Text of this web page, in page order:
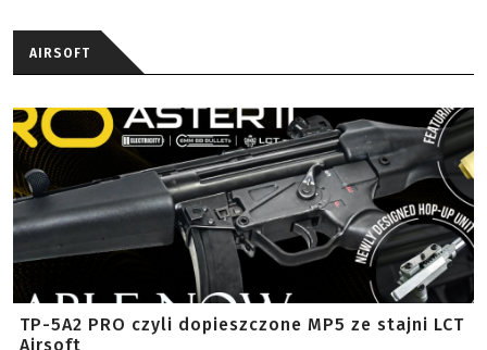
AIRSOFT
TP-5A2 PRO czyli dopieszczone MP5 ze stajni LCT
Airsoft